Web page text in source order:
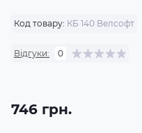
Код товару: КБ 140 Велсофт
Відгуки: 0
746 грн.